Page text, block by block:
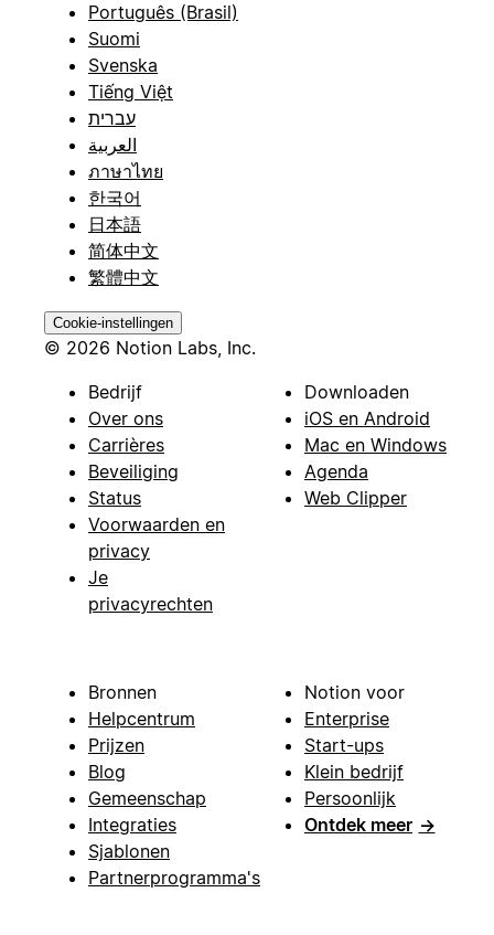
Português (Brasil)
Suomi
Svenska
Tiếng Việt
עברית
العربية
ภาษาไทย
한국어
日本語
简体中文
繁體中文
Cookie-instellingen
© 2026 Notion Labs, Inc.
Bedrijf
Over ons
Carrières
Beveiliging
Status
Voorwaarden en
privacy
Je
privacyrechten
Downloaden
iOS en Android
Mac en Windows
Agenda
Web Clipper
Bronnen
Helpcentrum
Prijzen
Blog
Gemeenschap
Integraties
Sjablonen
Partnerprogramma's
Notion voor
Enterprise
Start-ups
Klein bedrijf
Persoonlijk
Ontdek meer →